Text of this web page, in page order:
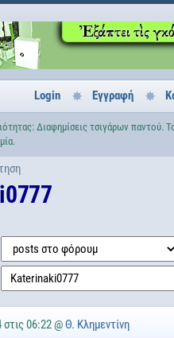
Login Εγγραφή
Διαφημίσεις τσιγάρων παντού.
06:22 @Θ. Κλημεντίνη